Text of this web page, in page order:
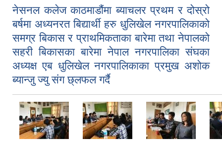
(कार्यक्रम मितिः २०७६ भाद्र २३ गते । )
नेसनल कलेज काठमाडौंमा ब्याचलर प्रथम र दोस्रो
बर्षमा अध्यनरत बिद्यार्थी हरु धुलिखेल नगरपालिकाको
समग्र बिकास र प्राथमिकताका बारेमा तथा नेपालको
सहरी बिकासका बारेमा नेपाल नगरपालिका संघका
अध्यक्ष एब धुलिखेल नगरपालिकाका प्रमुख अशोक
ब्यान्जु ज्यु संग छ्लफल गर्दै